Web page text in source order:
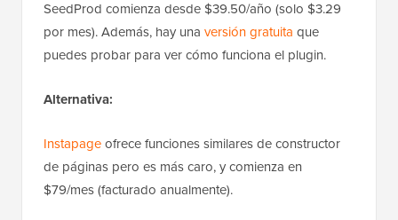
SeedProd comienza desde $39.50/año (solo $3.29
por mes). Además, hay una versión gratuita que
puedes probar para ver cómo funciona el plugin.
Alternativa:
Instapageofrece funciones similares de constructor
de páginas pero es más caro, y comienza en
$79/mes (facturado anualmente).